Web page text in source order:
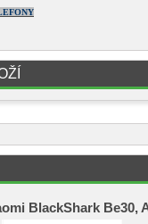
BlackShark Be30,